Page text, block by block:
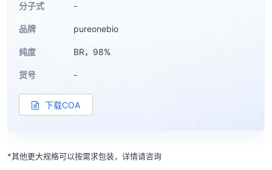
分子式 -
品牌 pureonebio
纯度 BR，98%
货号 -
下载COA
*其他更大规格可以按需求包装，详情请咨询